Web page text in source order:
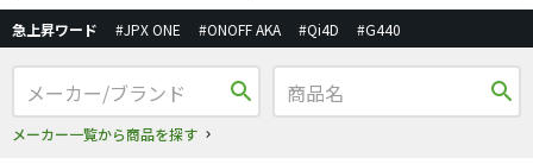
急上昇ワード #JPX ONE #ONOFF AKA #Qi4D #G440
search
メーカー一覧から商品を探す
search